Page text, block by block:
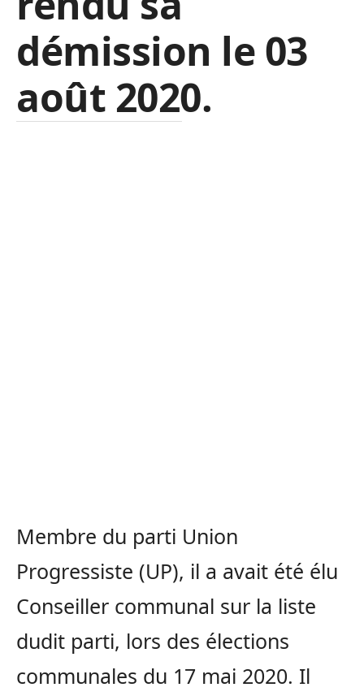
démission le 03
août 2020.
Membre du parti Union
Progressiste (UP), il a avait été élu
Conseiller communal sur la liste
dudit parti, lors des élections
communales du 17 mai 2020. Il